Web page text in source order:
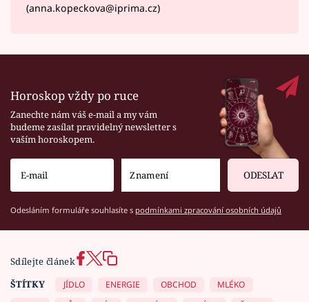
(anna.kopeckova@iprima.cz)
Horoskop vždy po ruce
Zanechte nám váš e-mail a my vám
budeme zasílat pravidelný newsletter s
vaším horoskopem.
ODESLAT
Odesláním formuláře souhlasíte s podmínkami zpracování osobních údajů
Sdílejte článek
ŠTÍTKY
JÍDLO ENERGIE OBCHOD
MLÉKO